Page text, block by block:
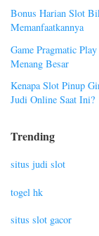
Bonus Harian Slot
Memanfaatkannya
Game Pragmatic
Menang Besar
Kenapa Slot Pinup
Judi Online Saat Ini?
Trending
situs judi slot
togel hk
situs slot gacor